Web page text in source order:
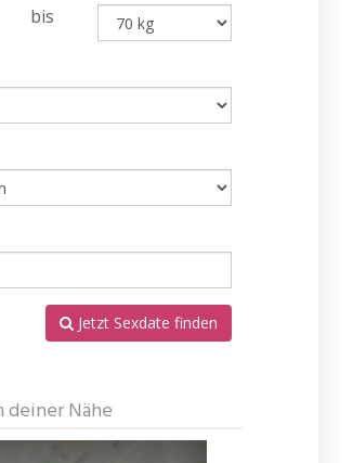
bis
Jetzt Sexdate finden
deiner Nähe